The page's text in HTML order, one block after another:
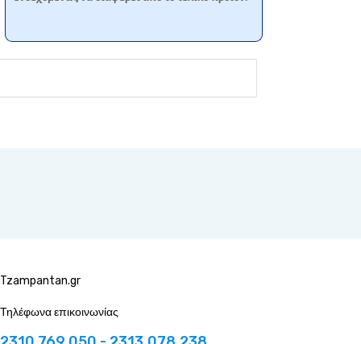
Tzampantan.gr
Τηλέφωνα επικοινωνίας